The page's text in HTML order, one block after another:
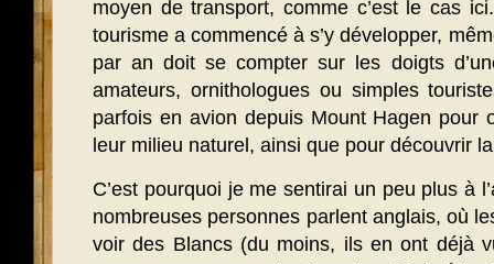
moyen de transport, comme c’est le cas
tourisme a commencé à s’y développer,
par an doit se compter sur les doigts
amateurs, ornithologues ou simples
parfois en avion depuis Mount Hagen pour
leur milieu naturel, ainsi que pour découvrir
C’est pourquoi je me sentirai un peu plus à
nombreuses personnes parlent anglais, où
voir des Blancs (du moins, ils en ont déjà